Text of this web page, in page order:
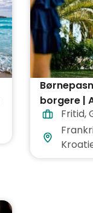
borgere |
Fritid,